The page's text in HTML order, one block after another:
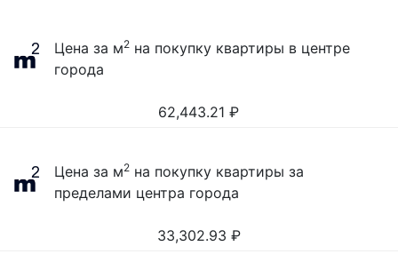
Цена за м2 на покупку квартиры в центре
города
62,443.21 ₽
Цена за м2 на покупку квартиры за
пределами центра города
33,302.93 ₽